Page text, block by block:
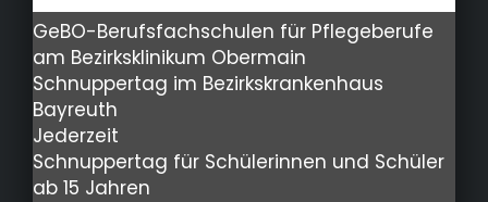
GeBO-Berufsfachschulen für Pflegeberufe
am Bezirksklinikum Obermain
Schnuppertag im Bezirkskrankenhaus
Bayreuth
Jederzeit
Schnuppertag für Schülerinnen und Schüler
ab 15 Jahren